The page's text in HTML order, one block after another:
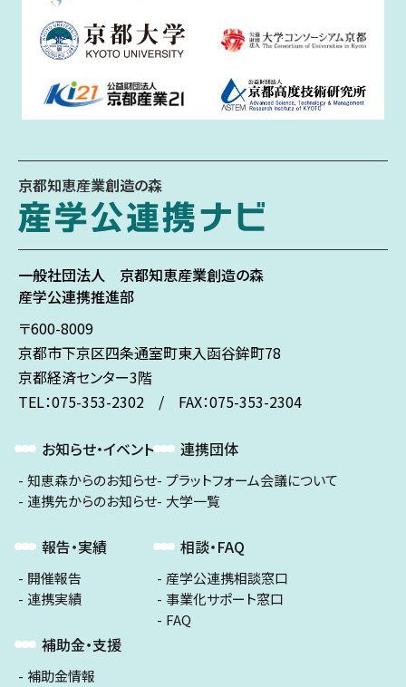
京都知恵産業創造の森
一般社団法人 京都知恵産業創造の森
産学公連携推進部
〒600-8009
京都市下京区四条通室町東入函谷鉾町78
京都経済センター3階
TEL：075-353-2302 / FAX：075-353-2304
お知らせ・イベント
知恵森からのお知らせ
連携先からのお知らせ
報告・実績
開催報告
連携実績
補助金・支援
補助金情報
連携団体
プラットフォーム会議について
大学一覧
相談・FAQ
産学公連携相談窓口
事業化サポート窓口
FAQ